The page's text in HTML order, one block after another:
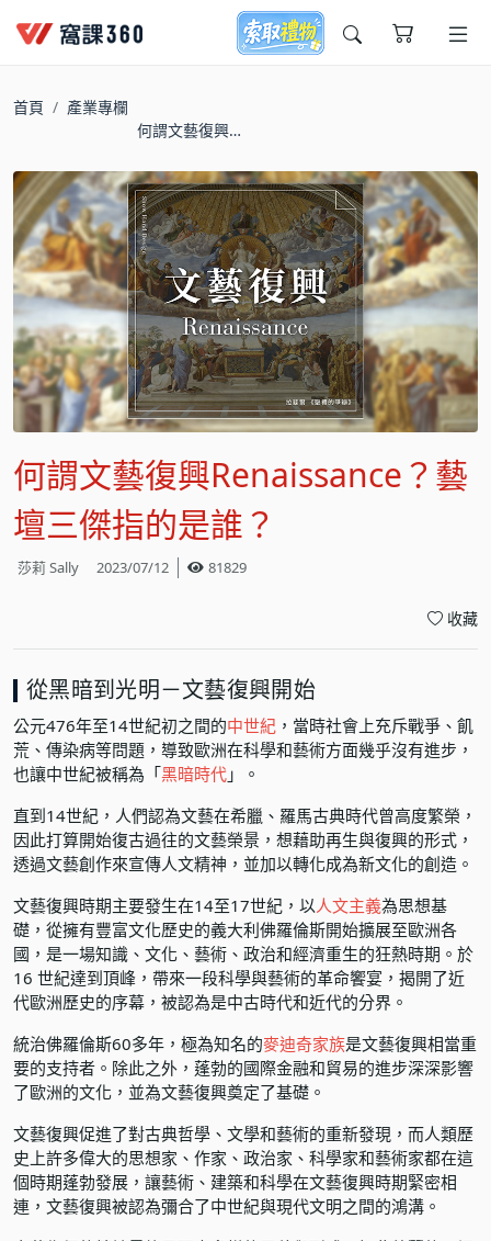
今天想要學什麼?
窩課推薦給您
首頁
產業專欄
何謂文藝復興
傑指的是誰？
何謂文藝復興Renaissance？藝
壇三傑指的是誰？
莎莉 Sally 2023/07/12 81829
收藏
從黑暗到光明－文藝復興開始
公元476年至14世紀初之間的中世紀 ，當時社會上充斥戰爭、飢
荒、傳染病等問題，導致歐洲在科學和藝術方面幾乎沒有進步，
也讓中世紀被稱為「黑暗時代 」。
直到14世紀，人們認為文藝在希臘、羅馬古典時代曾高度繁榮，
因此打算開始復古過往的文藝榮景，想藉助再生與復興的形式，
透過文藝創作來宣傳人文精神，並加以轉化成為新文化的創造。
文藝復興時期主要發生在14至17世紀，以人文主義為思想基
礎，從擁有豐富文化歷史的義大利佛羅倫斯開始擴展至歐洲各
國，是一場知識、文化、藝術、政治和經濟重生的狂熱時期。於
16 世紀達到頂峰，帶來一段科學與藝術的革命饗宴，揭開了近
代歐洲歷史的序幕，被認為是中古時代和近代的分界。
統治佛羅倫斯60多年，極為知名的麥迪奇家族是文藝復興相當重
要的支持者。除此之外，蓬勃的國際金融和貿易的進步深深影響
了歐洲的文化，並為文藝復興奠定了基礎。
文藝復興促進了對古典哲學、文學和藝術的重新發現，而人類歷
史上許多偉大的思想家、作家、政治家、科學家和藝術家都在這
個時期蓬勃發展，讓藝術、建築和科學在文藝復興時期緊密相
連，文藝復興被認為彌合了中世紀與現代文明之間的鴻溝。